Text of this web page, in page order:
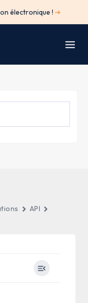
électronique ! ➔
API